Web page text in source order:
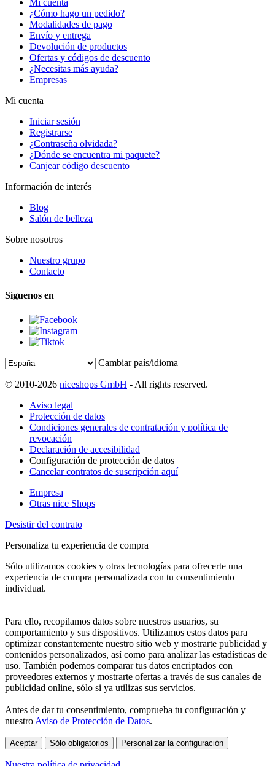
Mi cuenta
¿Cómo hago un pedido?
Modalidades de pago
Envío y entrega
Devolución de productos
Ofertas y códigos de descuento
¿Necesitas más ayuda?
Empresas
Mi cuenta
Iniciar sesión
Registrarse
¿Contraseña olvidada?
¿Dónde se encuentra mi paquete?
Canjear código descuento
Información de interés
Blog
Salón de belleza
Sobre nosotros
Nuestro grupo
Contacto
Síguenos en
Cambiar país/idioma
© 2010-2026 niceshops GmbH - All rights reserved.
Aviso legal
Protección de datos
Condiciones generales de contratación y política de
revocación
Declaración de accesibilidad
Configuración de protección de datos
Cancelar contratos de suscripción aquí
Empresa
Otras nice Shops
Desistir del contrato
Personaliza tu experiencia de compra
Sólo utilizamos cookies y otras tecnologías para ofrecerte una
experiencia de compra personalizada con tu consentimiento
individual.
Para ello, recopilamos datos sobre nuestros usuarios, su
comportamiento y sus dispositivos. Utilizamos estos datos para
optimizar constantemente nuestro sitio web y mostrarte publicidad y
contenidos personalizados, así como para analizar las estadísticas de
uso. También podemos comparar tus datos encriptados con
proveedores externos y mostrarte ofertas a través de sus canales de
publicidad online, sólo si ya utilizas sus servicios.
Antes de dar tu consentimiento, comprueba tu configuración y
nuestro Aviso de Protección de Datos.
Aceptar Sólo obligatorios Personalizar la configuración